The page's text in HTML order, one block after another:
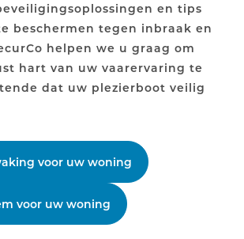
en tips
beschermen tegen inbraak en
helpen we u graag om
hart van uw vaarervaring te
dat uw plezierboot veilig
voor uw woning
voor uw woning